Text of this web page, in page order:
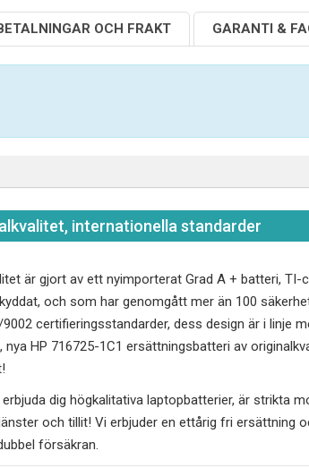
OCH FRAKT GARANTI &
internationella standarder
är gjort av ett nyimporterat Grad A + batteri, TI-
och som har genomgått mer än 100
certifieringsstandarder, dess design är i linje
nya HP 716725-1C1 ersättningsbatteri av
dig högkalitativa laptopbatterier, är strikta
och tillit! Vi erbjuder en ettårig fri ersättning
försäkran.